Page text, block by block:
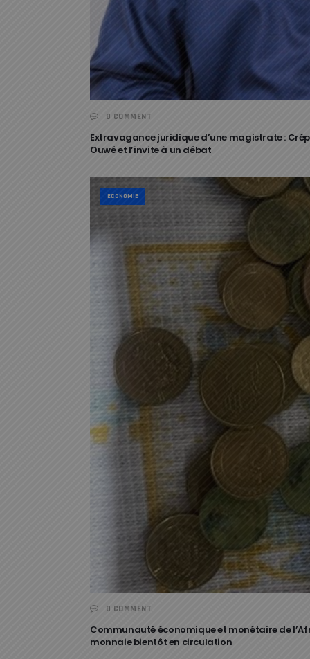
0 COMMENT
Extravagance juridique d’une magistrate :
Ouwé et l’invite à un débat
ECONOMIE
0 COMMENT
Communauté économique et monétaire de
monnaie bientôt en circulation